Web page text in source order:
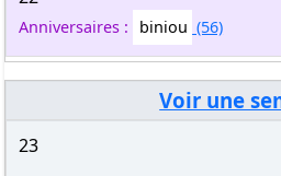
Anniversaires : biniou (56)
23